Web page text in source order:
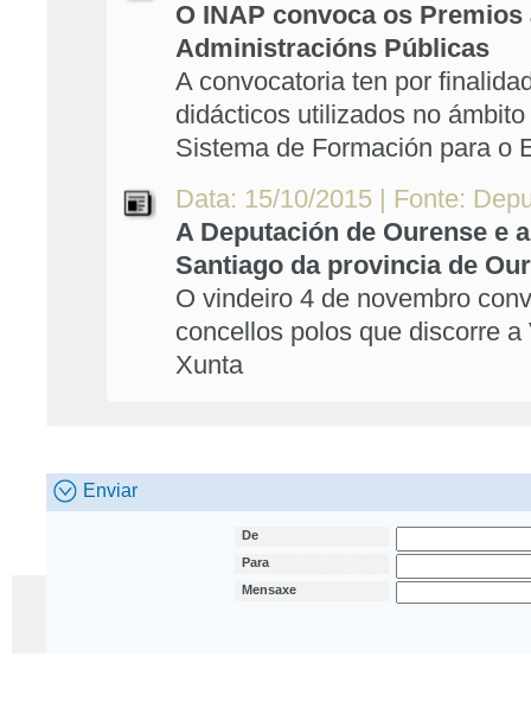
O INAP convoca os
Administracións Públicas
A convocatoria ten por
didácticos utilizados no
Sistema de Formación para o
Data: 15/10/2015 | Fonte:
A Deputación de Ourense e
Santiago da provincia de
O vindeiro 4 de novembro
concellos polos que discorre
Xunta
Enviar
De
Para
Mensaxe